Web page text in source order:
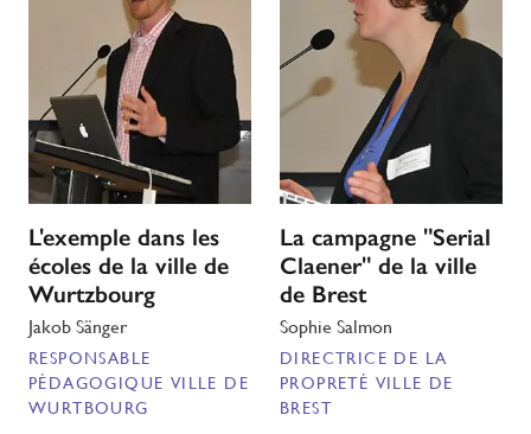
L'exemple dans les
écoles de la ville de
Wurtzbourg
Jakob Sänger
RESPONSABLE
PÉDAGOGIQUE VILLE DE
WURTBOURG
La campagne "Serial
Claener" de la ville
de Brest
Sophie Salmon
DIRECTRICE DE LA
PROPRETÉ VILLE DE
BREST